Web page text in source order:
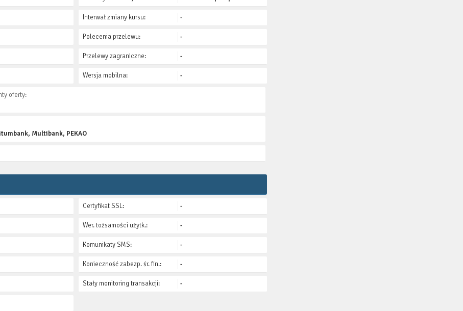
Interwał zmiany kursu: -
Polecenia przelewu: -
Przelewy zagraniczne: -
Wersja mobilna: -
oferty:
Multibank, PEKAO
Certyfikat SSL: -
Wer. tożsamości użytk.: -
Komunikaty SMS: -
Konieczność zabezp. śr. fin.: -
Stały monitoring transakcji: -